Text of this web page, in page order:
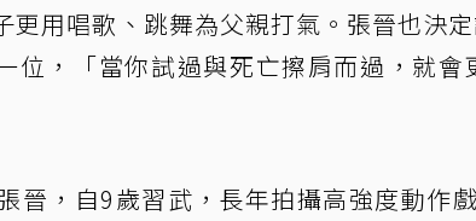
更用唱歌、跳舞為父親打氣。張晉也決
位，「當你試過與死亡擦肩而過，就
晉，自9歲習武，長年拍攝高強度動作